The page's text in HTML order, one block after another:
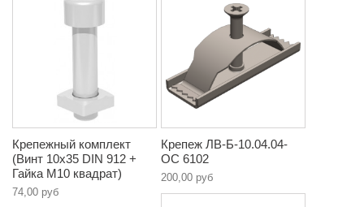
Крепежный комплект
(Винт 10х35 DIN 912 +
Гайка М10 квадрат)
74,00 руб
Крепеж ЛВ-Б-10.04.04-
ОС 6102
200,00 руб